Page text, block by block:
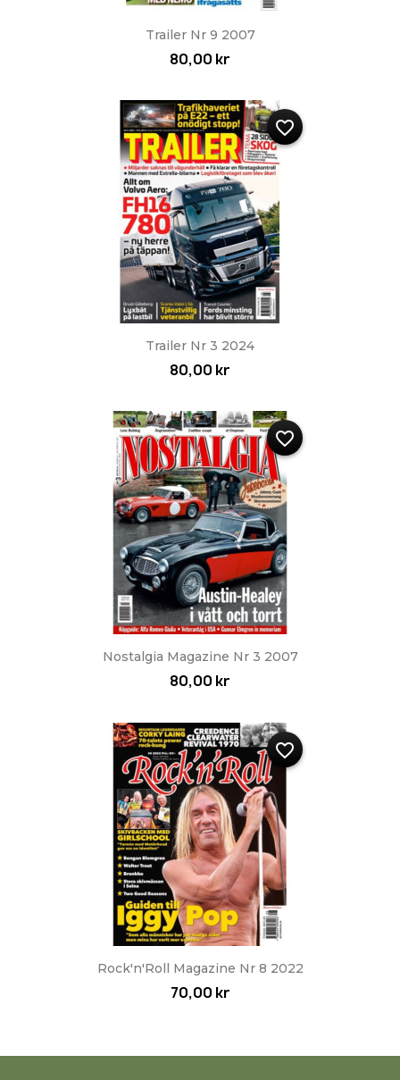
Trailer Nr 9 2007
80,00 kr
Trailer Nr 3 2024
80,00 kr
favorite_border
Nostalgia Magazine Nr 3 2007
80,00 kr
favorite_border
Rock'n'Roll Magazine Nr 8 2022
70,00 kr
favorite_border